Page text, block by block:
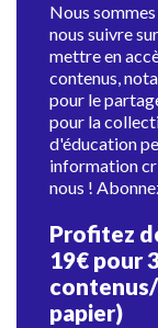
Nous
nous suivre
mettre en
contenus,
pour le
pour la
d'éducation
information
nous !
Profitez
19€ pour
papier)